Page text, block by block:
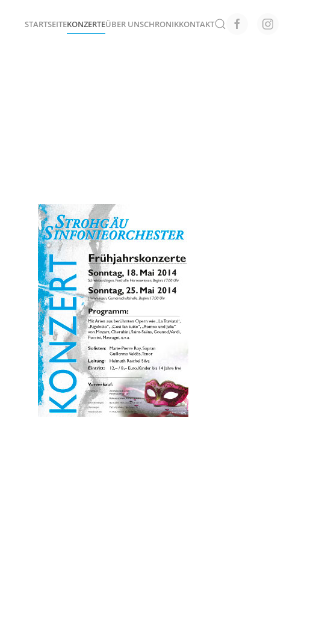
STARTSEITEKONZERTEÜBER UNSCHRONIKKONTAKT